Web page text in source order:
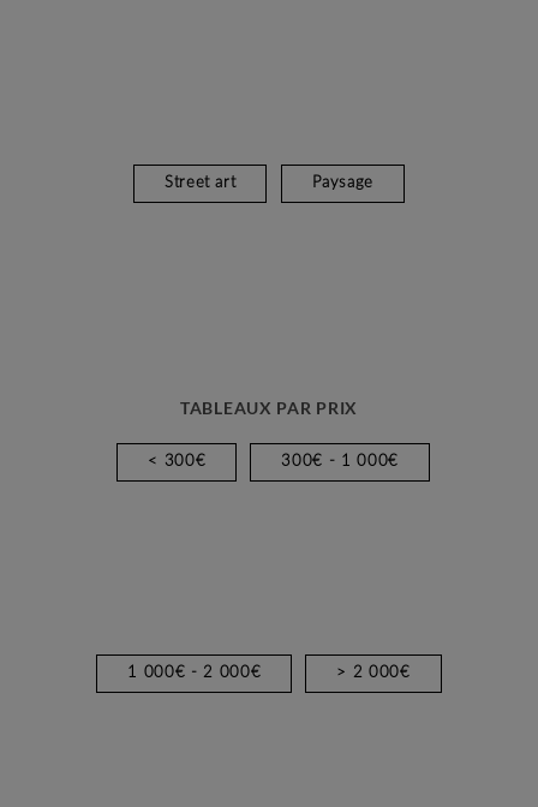
Street art Paysage
TABLEAUX PAR PRIX
< 300€ 300€ - 1 000€
1 000€ - 2 000€ > 2 000€